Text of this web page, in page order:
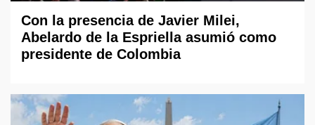
Con la presencia de Javier Milei,
Abelardo de la Espriella asumió como
presidente de Colombia